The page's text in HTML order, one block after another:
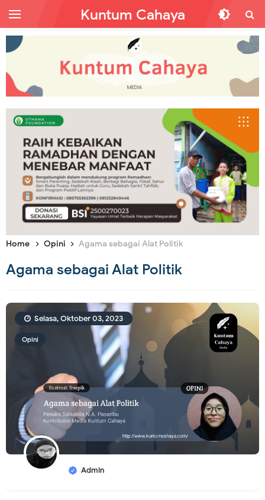
Kuntum Cahaya
Home Opini Agama sebagai Alat Politik
Agama sebagai Alat Politik
Opini
Admin
Selasa, Oktober 03, 2023